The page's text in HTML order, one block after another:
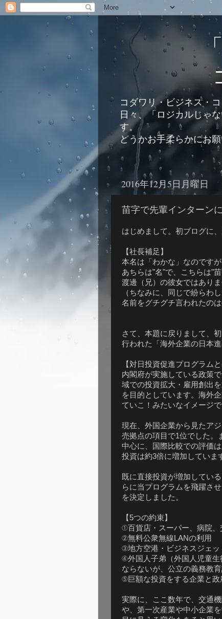
コダワリ・ビジネス・
日々、「ロジカルじゃ
す。
どうかお手柔らかにお願
2016年12月5日月曜日
苗字で先輩インターン
はじめまして。初ブログに
【社長補足】
本名は「わかな」なのです
あちらは"名"で、こちらは"苗
渡邊（兄）の彼女ではあり
（ちなみに、同じで紛らわ
名前をグチグチ言われたの
さて、本題に戻りまして、
行われた「海外企業の日本
【対日投資促進プログラムと
内閣府が実施している政策
域での投資拡大・雇用創出
を目的としています。海外
ていこ！みたいなイメージで
現在、外国企業から見たア
売拠点の項目で1位でした。
中心に、国際比較での評価
投資は約3倍に増加していま
既に直接投資が増加してい
らに当プログラムを飛躍さ
を決定しました。
【5つの約束】
①百貨店・スーパー、病院
②無料公衆無線LANの利用
③地方空港・ビジネスジェッ
④外国人子弟（外国人児童
ならないが、公立の義務教
⑤巨額な投資をする企業と
実際に、ここ数年で、交通
や、第一次産業や中小企業